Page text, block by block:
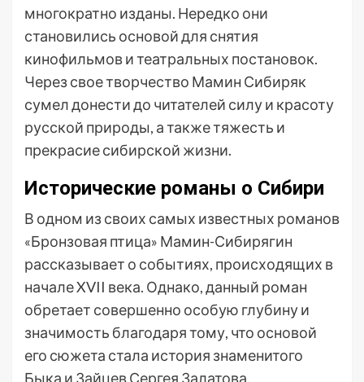
многократно изданы. Нередко они
становились основой для снятия
кинофильмов и театральных постановок.
Через свое творчество Мамин Сибиряк
сумел донести до читателей силу и красоту
русской природы, а также тяжесть и
прекрасие сибирской жизни.
Исторические романы о Сибири
В одном из своих самых известных романов
«Бронзовая птица» Мамин-Сибирягин
рассказывает о событиях, происходящих в
начале XVII века. Однако, данный роман
обретает совершенно особую глубину и
значимость благодаря тому, что основой
его сюжета стала история знаменитого
Быка и Зайцев Сергея Залатова.